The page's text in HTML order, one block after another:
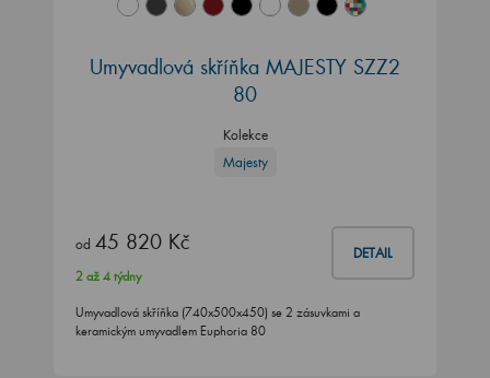
Umyvadlová skříňka MAJESTY SZZ2
80
Kolekce
Majesty
od 45 820 Kč DETAIL
2 až 4 týdny
Umyvadlová skříňka (740x500x450) se 2 zásuvkami a
keramickým umyvadlem Euphoria 80